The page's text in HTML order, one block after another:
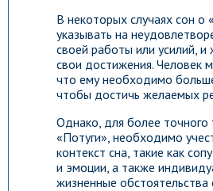
В некоторых случаях сон о
указывать на
своей работы или усилий, и
свои достижения. Человек
что ему необходимо
чтобы достичь желаемых
Однако, для более точного
«Потуги», необходимо
контекст сна, такие как
и эмоции, а также
жизненные обстоятельства